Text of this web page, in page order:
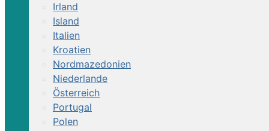
Irland
Island
Italien
Kroatien
Nordmazedonien
Niederlande
Österreich
Portugal
Polen